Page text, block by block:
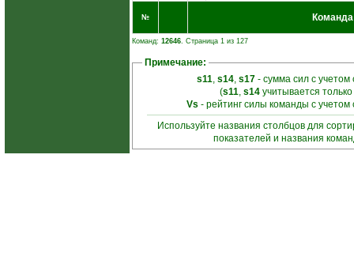
№ Команда
Команд: 12646. Страница 1 из 127
Примечание:
s11, s14, s17- сумма сил с учетом
(s11, s14 учитывается
Vs - рейтинг силы команды с
Используйте названия столбцов для
показателей и названия